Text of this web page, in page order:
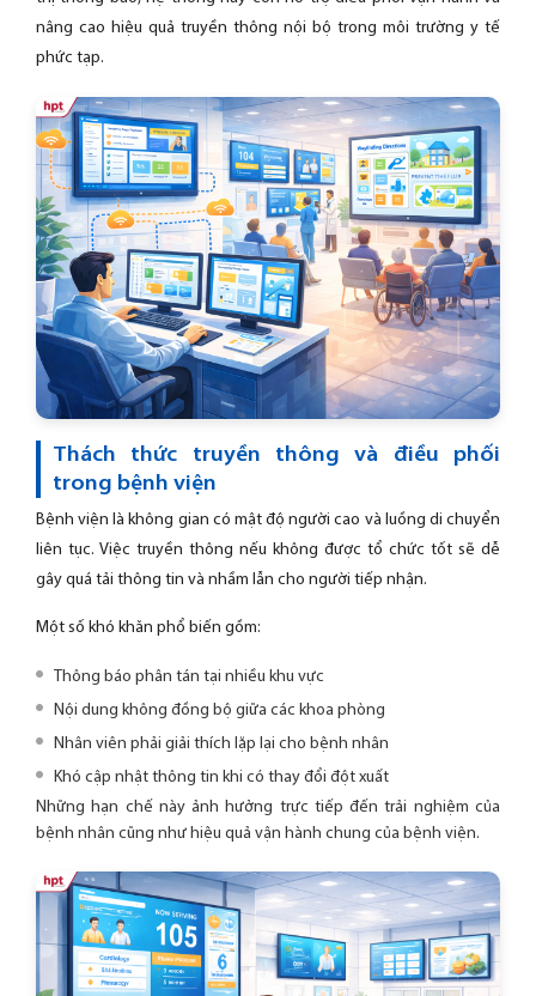
nâng cao hiệu quả truyền thông nội bộ trong môi trường y tế
phức tạp.
Thách thức truyền thông và điều phối
trong bệnh viện
Bệnh viện là không gian có mật độ người cao và luồng di chuyển
liên tục. Việc truyền thông nếu không được tổ chức tốt sẽ dễ
gây quá tải thông tin và nhầm lẫn cho người tiếp nhận.
Một số khó khăn phổ biến gồm:
Thông báo phân tán tại nhiều khu vực
Nội dung không đồng bộ giữa các khoa phòng
Nhân viên phải giải thích lặp lại cho bệnh nhân
Khó cập nhật thông tin khi có thay đổi đột xuất
Những hạn chế này ảnh hưởng trực tiếp đến trải nghiệm của
bệnh nhân cũng như hiệu quả vận hành chung của bệnh viện.